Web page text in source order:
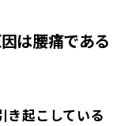
は腰痛である
き起こしている